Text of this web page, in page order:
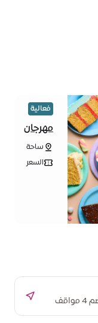
فعالية
مهرجان
الكيك
ساحة
الوصل
السعر
مواقف مجانية للسيارات العامة، يضم 4 مواقف